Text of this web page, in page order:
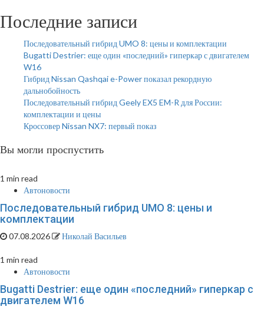
Последние записи
Последовательный гибрид UMO 8: цены и комплектации
Bugatti Destrier: еще один «последний» гиперкар с двигателем
W16
Гибрид Nissan Qashqai e-Power показал рекордную
дальнобойность
Последовательный гибрид Geely EX5 EM-R для России:
комплектации и цены
Кроссовер Nissan NX7: первый показ
Вы могли проспустить
1 min read
Автоновости
Последовательный гибрид UMO 8: цены и
комплектации
07.08.2026 Николай Васильев
1 min read
Автоновости
Bugatti Destrier: еще один «последний» гиперкар с
двигателем W16